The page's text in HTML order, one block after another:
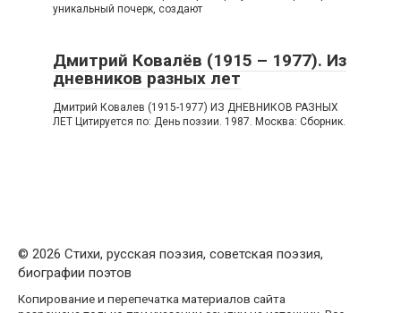
уникальный почерк, создают
Дмитрий Ковалёв (1915 – 1977). Из
дневников разных лет
Дмитрий Ковалев (1915-1977) ИЗ ДНЕВНИКОВ РАЗНЫХ
ЛЕТ Цитируется по: День поэзии. 1987. Москва: Сборник.
© 2026 Стихи, русская поэзия, советская поэзия,
биографии поэтов
Копирование и перепечатка материалов сайта